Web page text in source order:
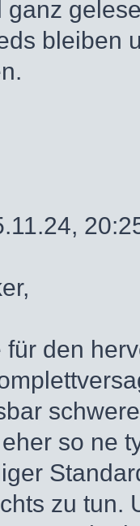
ganz
bleiben
für den
so ne
zu tun.